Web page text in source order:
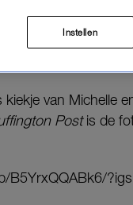
fijne
van Michelle
Postis de
B5YrxQQABk6/
Instellen